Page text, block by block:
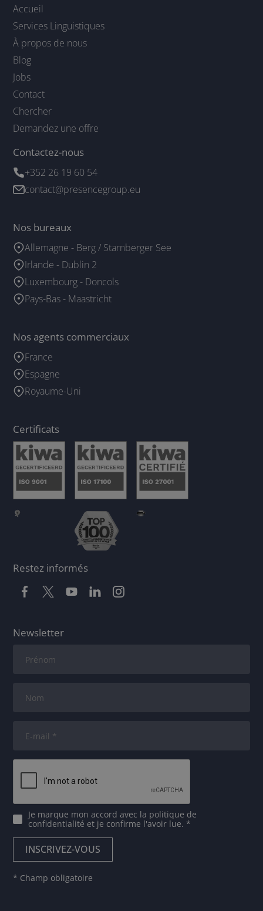
Accueil
Services Linguistiques
À propos de nous
Blog
Jobs
Contact
Chercher
Demandez une offre
Contactez-nous
+352 26 19 60 54
contact@presencegroup.eu
Nos bureaux
Allemagne - Berg / Starnberger See
Irlande - Dublin 2
Luxembourg - Doncols
Pays-Bas - Maastricht
Nos agents commerciaux
France
Espagne
Royaume-Uni
Certificats
Restez informés
Newsletter
Je marque mon accord avec la politique de
confidentialité et je confirme l'avoir lue. *
* Champ obligatoire